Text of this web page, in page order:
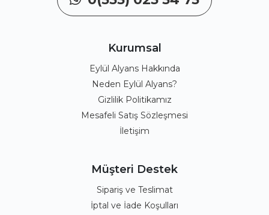
Kurumsal
Eylül Alyans Hakkında
Neden Eylül Alyans?
Gizlilik Politikamız
Mesafeli Satış Sözleşmesi
İletişim
Müşteri Destek
Sipariş ve Teslimat
İptal ve İade Koşulları